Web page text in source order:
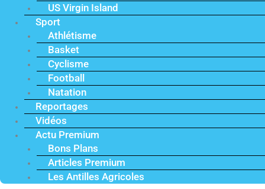
US Virgin Island
Sport
Athlétisme
Basket
Cyclisme
Football
Natation
Reportages
Vidéos
Actu Premium
Bons Plans
Articles Premium
Les Antilles Agricoles